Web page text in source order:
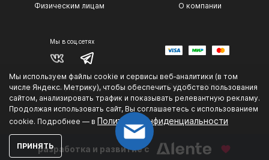
Мы используем файлы cookie и сервисы веб‑аналитики (в том
числе Яндекс. Метрику), чтобы обеспечить удобство пользования
сайтом, анализировать трафик и показывать релевантную рекламу.
Продолжая использовать сайт, Вы соглашаетесь с использованием
cookie. Подробнее — в Политике конфиденциальности
ПРИНЯТЬ
Физическим лицам О компании
Мы в соц.сетях
Политика конфиденциальности © 2014 — 2026 г.
.
разработка и развитие с